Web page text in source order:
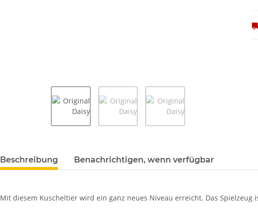
weitere Registerkarten anzeigen
Beschreibung Benachrichtigen, wenn verfügbar
Mit diesem Kuscheltier wird ein ganz neues Niveau erreicht. Das